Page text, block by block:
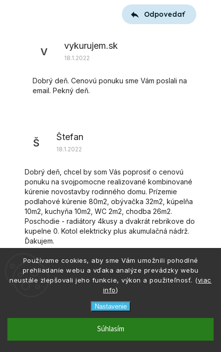
Používame cookies, aby sme Vám umožnili pohodlné
prehliadanie webu a vďaka analýze prevádzky webu
neustále zlepšovali jeho funkcie, výkon a použiteľnosť. (viac
info)
Nastavenie
Súhlasím
Odpovedať
V
vykurujem.sk
18.1.2022
Dobrý deň. Cenovú ponuku sme Vám poslali na
email. Pekný deň.
Š
Štefan
18.1.2022
Dobrý deň, chcel by som Vás poprosiť o cenovú
ponuku na svojpomocne realizované kombinované
kúrenie novostavby rodinného domu. Prízemie
podlahové kúrenie 80m2, obývačka 32m2, kúpelňa
10m2, kuchyňa 10m2, WC 2m2, chodba 26m2.
Poschodie - radiátory 4kusy a dvakrát rebrikove do
kupelne 0. Kotol elektricky plus akumulačná nádrž.
Ďakujem.
Odpovedať
vykurujem.sk
Dobrý deň. Radiátory Vám konkrétne žiaľ
0917 133 662
Online